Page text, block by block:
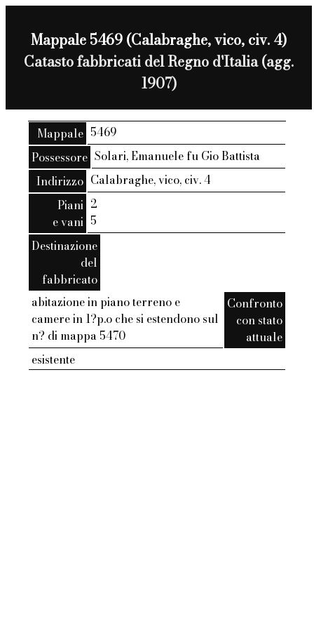
Mappale 5469 (Calabraghe, vico, civ. 4)
Catasto fabbricati del Regno d'Italia (agg.
1907)
Mappale 5469
Possessore Solari, Emanuele fu Gio Battista
Indirizzo Calabraghe, vico, civ. 4
Piani
e vani
2
5
Destinazione
del
fabbricato
abitazione in piano terreno e
camere in 1?p.o che si estendono sul
n? di mappa 5470
Confronto
con stato
attuale
esistente